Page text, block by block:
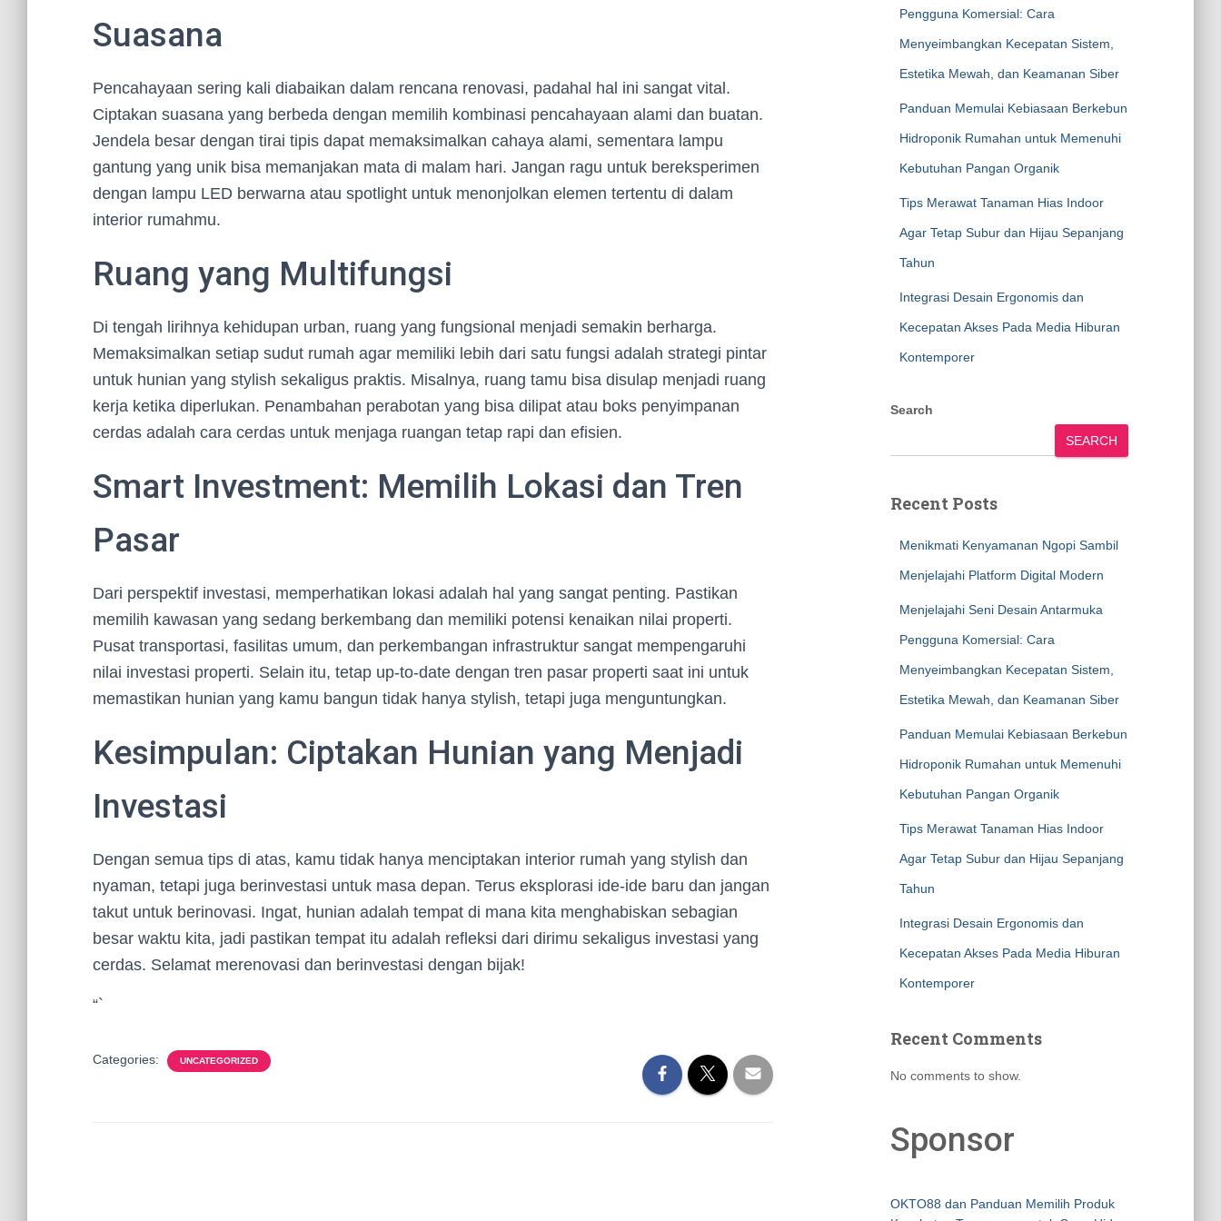
Suasana
Pencahayaan sering kali diabaikan dalam rencana renovasi, padahal hal ini sangat vital.
Ciptakan suasana yang berbeda dengan memilih kombinasi pencahayaan alami dan buatan.
Jendela besar dengan tirai tipis dapat memaksimalkan cahaya alami, sementara lampu
gantung yang unik bisa memanjakan mata di malam hari. Jangan ragu untuk bereksperimen
dengan lampu LED berwarna atau spotlight untuk menonjolkan elemen tertentu di dalam
interior rumahmu.
Ruang yang Multifungsi
Di tengah lirihnya kehidupan urban, ruang yang fungsional menjadi semakin berharga.
Memaksimalkan setiap sudut rumah agar memiliki lebih dari satu fungsi adalah strategi pintar
untuk hunian yang stylish sekaligus praktis. Misalnya, ruang tamu bisa disulap menjadi ruang
kerja ketika diperlukan. Penambahan perabotan yang bisa dilipat atau boks penyimpanan
cerdas adalah cara cerdas untuk menjaga ruangan tetap rapi dan efisien.
Smart Investment: Memilih Lokasi dan Tren
Pasar
Dari perspektif investasi, memperhatikan lokasi adalah hal yang sangat penting. Pastikan
memilih kawasan yang sedang berkembang dan memiliki potensi kenaikan nilai properti.
Pusat transportasi, fasilitas umum, dan perkembangan infrastruktur sangat mempengaruhi
nilai investasi properti. Selain itu, tetap up-to-date dengan tren pasar properti saat ini untuk
memastikan hunian yang kamu bangun tidak hanya stylish, tetapi juga menguntungkan.
Kesimpulan: Ciptakan Hunian yang Menjadi
Investasi
Dengan semua tips di atas, kamu tidak hanya menciptakan interior rumah yang stylish dan
nyaman, tetapi juga berinvestasi untuk masa depan. Terus eksplorasi ide-ide baru dan jangan
takut untuk berinovasi. Ingat, hunian adalah tempat di mana kita menghabiskan sebagian
besar waktu kita, jadi pastikan tempat itu adalah refleksi dari dirimu sekaligus investasi yang
cerdas. Selamat merenovasi dan berinvestasi dengan bijak!
“`
Categories: UNCATEGORIZED
Pengguna Komersial: Cara
Menyeimbangkan Kecepatan Sistem,
Estetika Mewah, dan Keamanan Siber
Panduan Memulai Kebiasaan Berkebun
Hidroponik Rumahan untuk Memenuhi
Kebutuhan Pangan Organik
Tips Merawat Tanaman Hias Indoor
Agar Tetap Subur dan Hijau Sepanjang
Tahun
Integrasi Desain Ergonomis dan
Kecepatan Akses Pada Media Hiburan
Kontemporer
Search
SEARCH
Recent Posts
Menikmati Kenyamanan Ngopi Sambil
Menjelajahi Platform Digital Modern
Menjelajahi Seni Desain Antarmuka
Pengguna Komersial: Cara
Menyeimbangkan Kecepatan Sistem,
Estetika Mewah, dan Keamanan Siber
Panduan Memulai Kebiasaan Berkebun
Hidroponik Rumahan untuk Memenuhi
Kebutuhan Pangan Organik
Tips Merawat Tanaman Hias Indoor
Agar Tetap Subur dan Hijau Sepanjang
Tahun
Integrasi Desain Ergonomis dan
Kecepatan Akses Pada Media Hiburan
Kontemporer
Recent Comments
No comments to show.
Sponsor
OKTO88 dan Panduan Memilih Produk